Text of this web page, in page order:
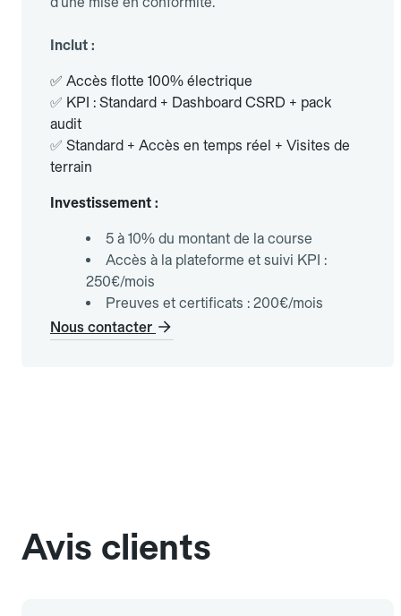
Inclut :
✅ Accès flotte 100% électrique
✅ KPI : Standard + Dashboard CSRD + pack
audit
✅ Standard + Accès en temps réel + Visites de
terrain
Investissement :
5 à 10% du montant de la course
Accès à la plateforme et suivi KPI :
250€/mois
Preuves et certificats : 200€/mois
Nous contacter
Avis clients